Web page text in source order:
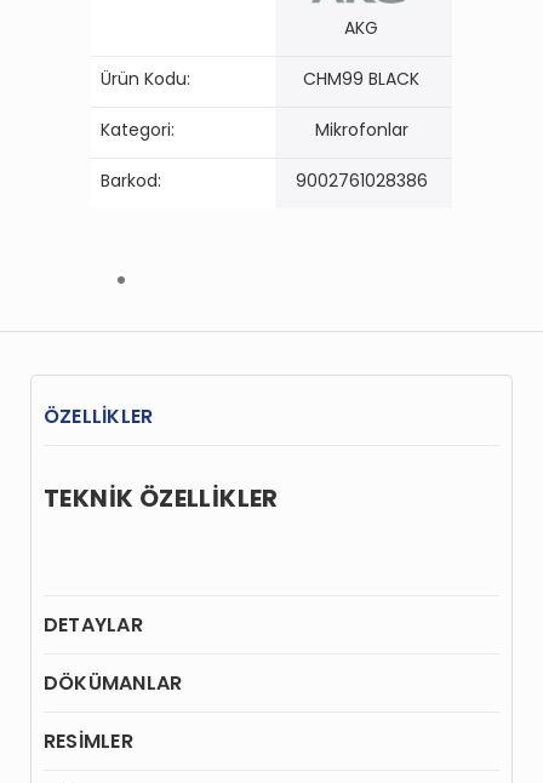
AKG
Ürün Kodu: CHM99 BLACK
Kategori: Mikrofonlar
Barkod: 9002761028386
ÖZELLİKLER
TEKNİK ÖZELLİKLER
DETAYLAR
DÖKÜMANLAR
RESİMLER